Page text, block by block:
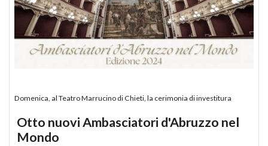
Domenica, al Teatro Marrucino di Chieti, la cerimonia di investitura
Otto nuovi Ambasciatori d'Abruzzo nel
Mondo